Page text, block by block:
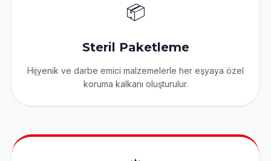
📦
Steril Paketleme
Hijyenik ve darbe emici malzemelerle her eşyaya özel
koruma kalkanı oluşturulur.